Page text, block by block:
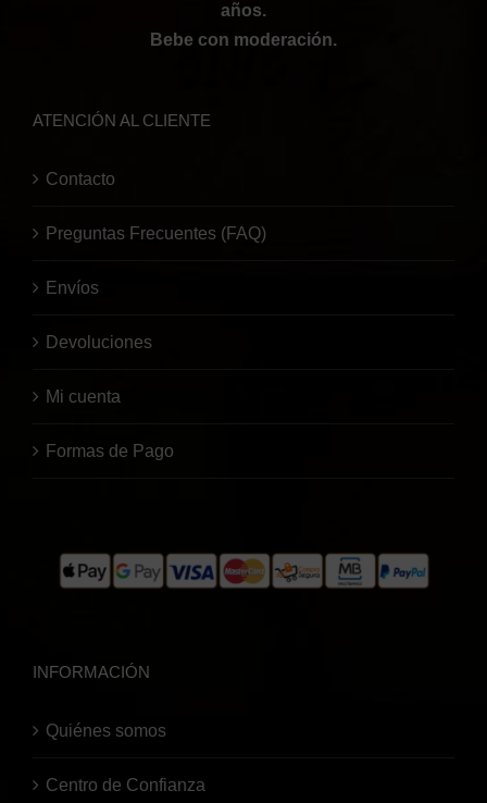
años.
Bebe con moderación.
ATENCIÓN AL CLIENTE
Contacto
Preguntas Frecuentes (FAQ)
Envíos
Devoluciones
Mi cuenta
Formas de Pago
INFORMACIÓN
Quiénes somos
Centro de Confianza